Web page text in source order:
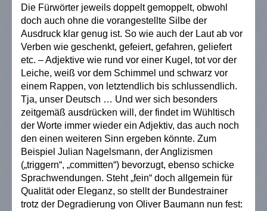
Die Fürwörter jeweils doppelt gemoppelt, obwohl
doch auch ohne die vorangestellte Silbe der
Ausdruck klar genug ist. So wie auch der Laut ab vor
Verben wie geschenkt, gefeiert, gefahren, geliefert
etc. – Adjektive wie rund vor einer Kugel, tot vor der
Leiche, weiß vor dem Schimmel und schwarz vor
einem Rappen, von letztendlich bis schlussendlich.
Tja, unser Deutsch … Und wer sich besonders
zeitgemäß ausdrücken will, der findet im Wühltisch
der Worte immer wieder ein Adjektiv, das auch noch
den einen weiteren Sinn ergeben könnte. Zum
Beispiel Julian Nagelsmann, der Anglizismen
(„triggern“, „committen“) bevorzugt, ebenso schicke
Sprachwendungen. Steht „fein“ doch allgemein für
Qualität oder Eleganz, so stellt der Bundestrainer
trotz der Degradierung von Oliver Baumann nun fest: